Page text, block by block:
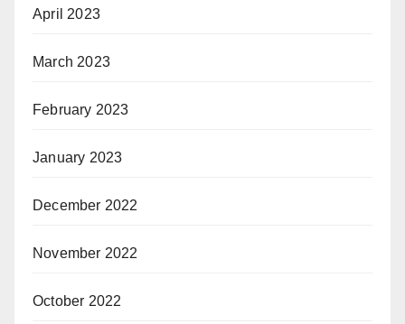
April 2023
March 2023
February 2023
January 2023
December 2022
November 2022
October 2022